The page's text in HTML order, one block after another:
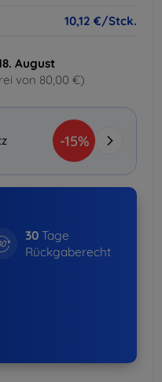
10,12 €/Stck.
August
von 80,00 €)
-15%
30 Tage
Rückgaberecht